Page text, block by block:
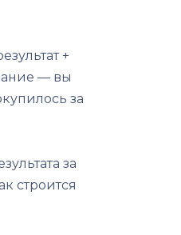
+
— вы
за
за
строится